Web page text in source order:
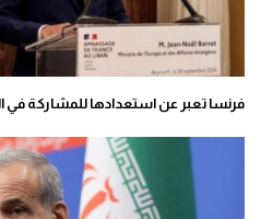
فرنسا تعبر عن استعدادها للمشاركة في